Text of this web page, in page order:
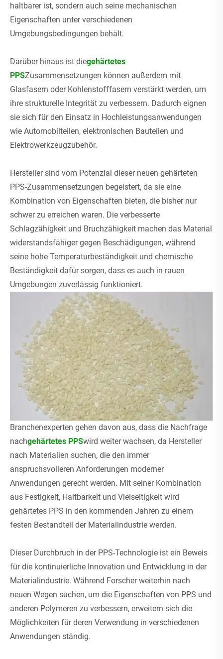
haltbarer ist, sondern auch seine mechanischen
Eigenschaften unter verschiedenen
Umgebungsbedingungen behält.
Darüber hinaus ist diegehärtetes
PPSZusammensetzungen können außerdem mit
Glasfasern oder Kohlenstofffasern verstärkt werden, um
ihre strukturelle Integrität zu verbessern. Dadurch eignen
sie sich für den Einsatz in Hochleistungsanwendungen
wie Automobilteilen, elektronischen Bauteilen und
Elektrowerkzeugzubehör.
Hersteller sind vom Potenzial dieser neuen gehärteten
PPS-Zusammensetzungen begeistert, da sie eine
Kombination von Eigenschaften bieten, die bisher nur
schwer zu erreichen waren. Die verbesserte
Schlagzähigkeit und Bruchzähigkeit machen das Material
widerstandsfähiger gegen Beschädigungen, während
seine hohe Temperaturbeständigkeit und chemische
Beständigkeit dafür sorgen, dass es auch in rauen
Umgebungen zuverlässig funktioniert.
Branchenexperten gehen davon aus, dass die Nachfrage
nachgehärtetes PPSwird weiter wachsen, da Hersteller
nach Materialien suchen, die den immer
anspruchsvolleren Anforderungen moderner
Anwendungen gerecht werden. Mit seiner Kombination
aus Festigkeit, Haltbarkeit und Vielseitigkeit wird
gehärtetes PPS in den kommenden Jahren zu einem
festen Bestandteil der Materialindustrie werden.
Dieser Durchbruch in der PPS-Technologie ist ein Beweis
für die kontinuierliche Innovation und Entwicklung in der
Materialindustrie. Während Forscher weiterhin nach
neuen Wegen suchen, um die Eigenschaften von PPS und
anderen Polymeren zu verbessern, erweitern sich die
Möglichkeiten für deren Verwendung in verschiedenen
Anwendungen ständig.